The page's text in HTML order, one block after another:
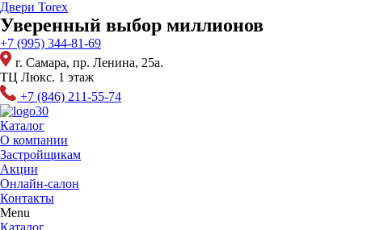
Перейти
к
содержимому
Двери Torex
Уверенный выбор миллионов
+7 (995) 344-81-69
г. Самара, пр. Ленина, 25а.
ТЦ Люкс. 1 этаж
+7 (846) 211-55-74
Каталог
О компании
Застройщикам
Акции
Онлайн-салон
Контакты
Menu
Каталог